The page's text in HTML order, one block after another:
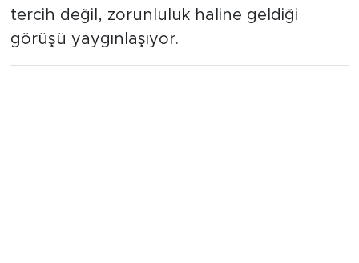
tercih değil, zorunluluk haline geldiği
görüşü yaygınlaşıyor.